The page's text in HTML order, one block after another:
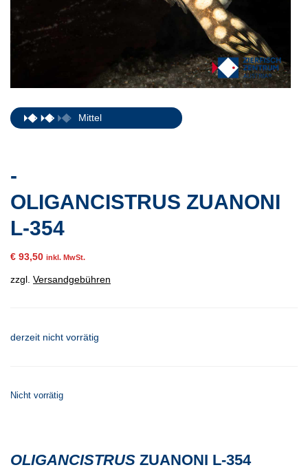
Mittel
-
OLIGANCISTRUS ZUANONI
L-354
€ 93,50 inkl. MwSt.
zzgl. Versandgebühren
derzeit nicht vorrätig
Nicht vorrätig
OLIGANCISTRUS ZUANONI L-354